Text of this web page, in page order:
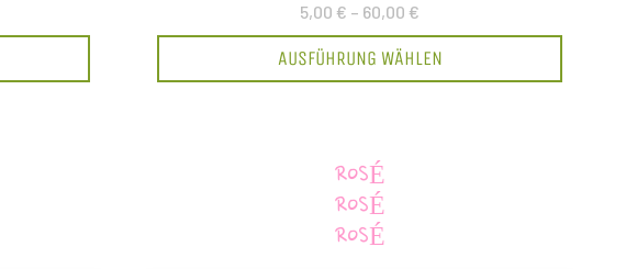
5,00 € – 60,00 €
AUSFÜHRUNG WÄHLEN
ROSÉ
ROSÉ
ROSÉ